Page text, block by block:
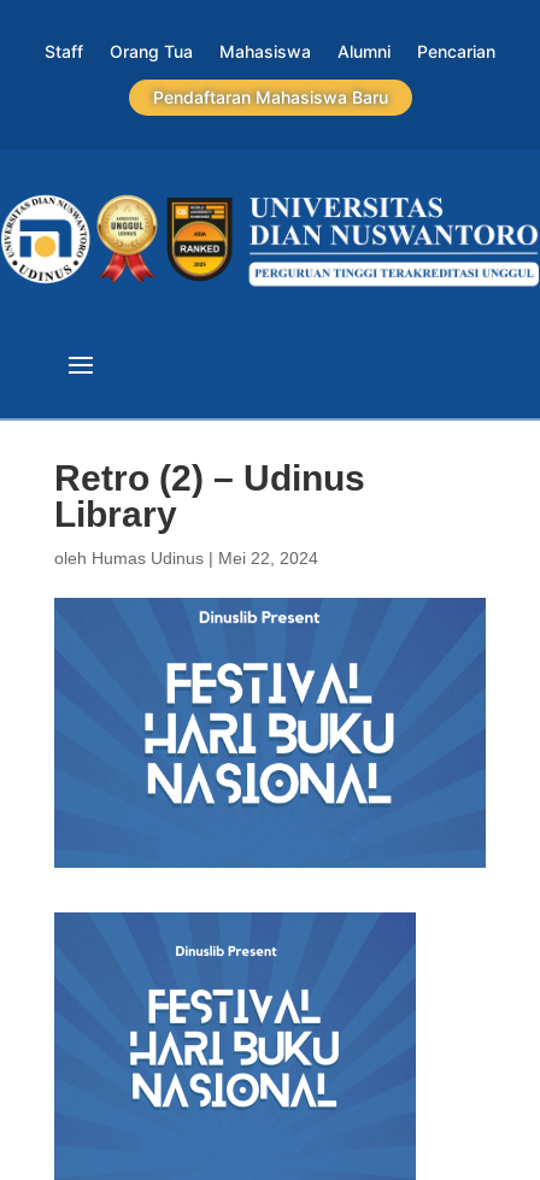
Staff Orang Tua Mahasiswa Alumni Pencarian
Pendaftaran Mahasiswa Baru
Retro (2) – Udinus
Library
oleh Humas Udinus| Mei 22, 2024